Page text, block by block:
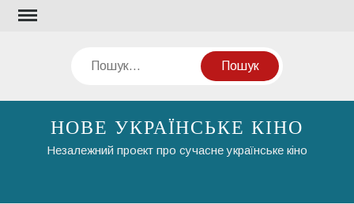
Перейти
Пошук
НОВЕ УКРАЇНСЬКЕ КІНО
Незалежний проект про сучасне українське кіно